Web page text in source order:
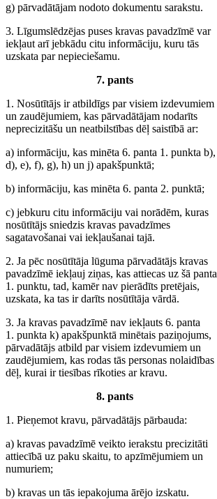
g) pārvadātājam nodoto dokumentu sarakstu.
3. Līgumslēdzējas puses kravas pavadzīmē var
iekļaut arī jebkādu citu informāciju, kuru tās
uzskata par nepieciešamu.
7. pants
1. Nosūtītājs ir atbildīgs par visiem izdevumiem
un zaudējumiem, kas pārvadātājam nodarīts
neprecizitāšu un neatbilstības dēļ saistībā ar:
a) informāciju, kas minēta 6. panta 1. punkta b),
d), e), f), g), h) un j) apakšpunktā;
b) informāciju, kas minēta 6. panta 2. punktā;
c) jebkuru citu informāciju vai norādēm, kuras
nosūtītājs sniedzis kravas pavadzīmes
sagatavošanai vai iekļaušanai tajā.
2. Ja pēc nosūtītāja lūguma pārvadātājs kravas
pavadzīmē iekļauj ziņas, kas attiecas uz šā panta
1. punktu, tad, kamēr nav pierādīts pretējais,
uzskata, ka tas ir darīts nosūtītāja vārdā.
3. Ja kravas pavadzīmē nav iekļauts 6. panta
1. punkta k) apakšpunktā minētais paziņojums,
pārvadātājs atbild par visiem izdevumiem un
zaudējumiem, kas rodas tās personas nolaidības
dēļ, kurai ir tiesības rīkoties ar kravu.
8. pants
1. Pieņemot kravu, pārvadātājs pārbauda:
a) kravas pavadzīmē veikto ierakstu precizitāti
attiecībā uz paku skaitu, to apzīmējumiem un
numuriem;
b) kravas un tās iepakojuma ārējo izskatu.